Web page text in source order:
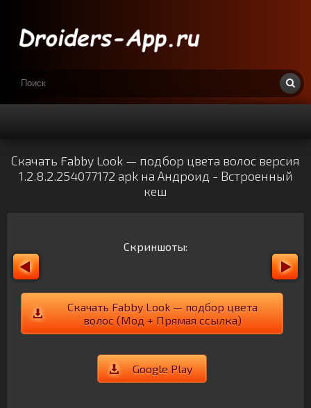
Скачать Fabby Look — подбор цвета волос версия
1.2.8.2.254077172 apk на Андроид - Встроенный
кеш
Скриншоты:
Скачать Fabby Look — подбор цвета
волос (Мод + Прямая ссылка)
Google Play